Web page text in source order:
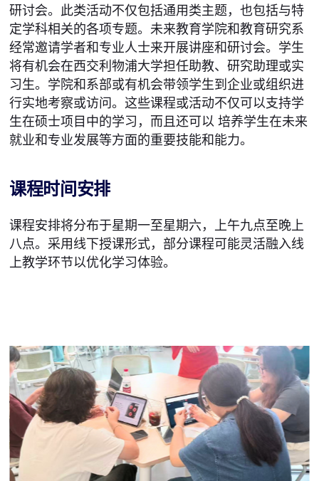
研讨会。此类活动不仅包括通用类主题，也包括与特
定学科相关的各项专题。未来教育学院和教育研究系
经常邀请学者和专业人士来开展讲座和研讨会。学生
将有机会在西交利物浦大学担任助教、研究助理或实
习生。学院和系部或有机会带领学生到企业或组织进
行实地考察或访问。这些课程或活动不仅可以支持学
生在硕士项目中的学习，而且还可以 培养学生在未来
就业和专业发展等方面的重要技能和能力。
课程时间安排
课程安排将分布于星期一至星期六，上午九点至晚上
八点。采用线下授课形式，部分课程可能灵活融入线
上教学环节以优化学习体验。